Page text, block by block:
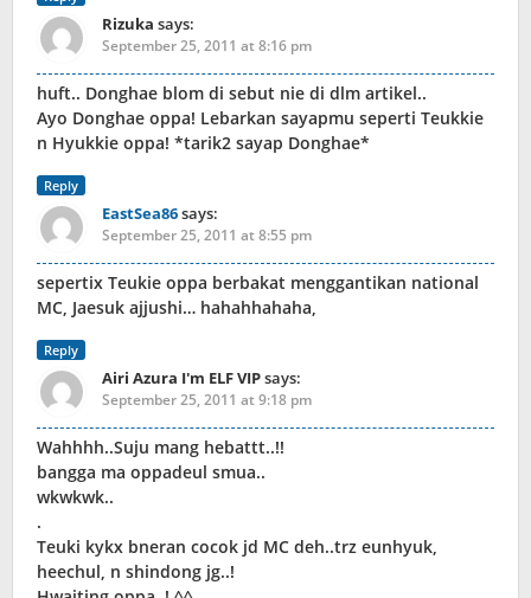
Rizuka says:
September 25, 2011 at 8:16 pm
huft.. Donghae blom di sebut nie di dlm artikel..
Ayo Donghae oppa! Lebarkan sayapmu seperti Teukkie
n Hyukkie oppa! *tarik2 sayap Donghae*
Reply
EastSea86says:
September 25, 2011 at 8:55 pm
sepertix Teukie oppa berbakat menggantikan national
MC, Jaesuk ajjushi… hahahhahaha,
Reply
Airi Azura I'm ELF VIPsays:
September 25, 2011 at 9:18 pm
Wahhhh..Suju mang hebattt..!!
bangga ma oppadeul smua..
wkwkwk..
.
Teuki kykx bneran cocok jd MC deh..trz eunhyuk,
heechul, n shindong jg..!